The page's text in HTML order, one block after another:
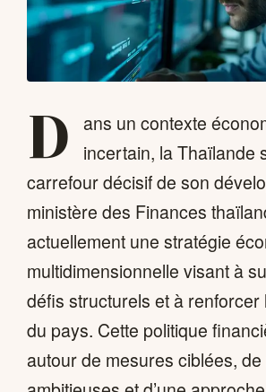
D
ans un contexte
incertain, la Thaïlande
carrefour décisif de son
ministère des Finances
actuellement une stratégie
multidimensionnelle visant à
défis structurels et à renforcer
du pays. Cette politique
autour de mesures ciblées,